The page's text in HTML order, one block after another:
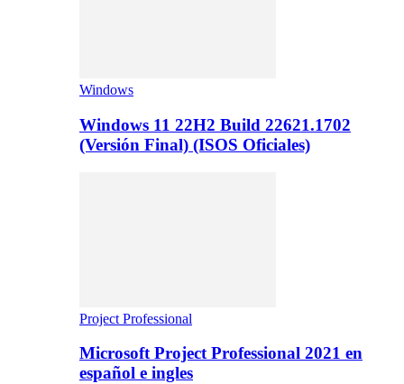
Windows
Windows 11 22H2 Build 22621.1702
(Versión Final) (ISOS Oficiales)
Project Professional
Microsoft Project Professional 2021 en
español e ingles